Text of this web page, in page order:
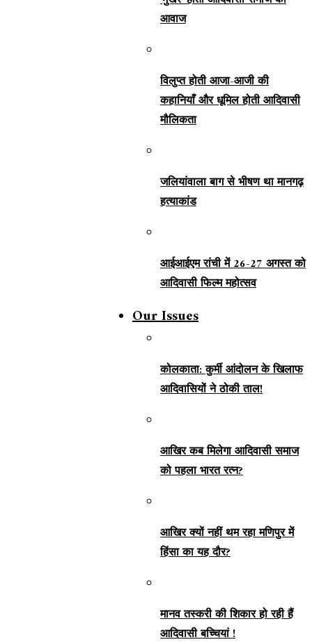
आवाज
विलुप्त होती आजा-आजी की
कहानियाँ और धूमिल होती आदिवासी
मौलिकता
जलियांवाला बाग से भीषण था मानगढ़
हत्याकांड
आईआईएम रांची में 26-27 अगस्त को
आदिवासी फिल्म महोत्सव
Our Issues
कोलकाता: कुर्मी आंदोलन के खिलाफ
आदिवासियों ने ठोकी ताल!
आखिर कब मिलेगा आदिवासी समाज
को पहला भारत रत्न?
आखिर क्यों नहीं थम रहा मणिपुर में
हिंसा का यह दौर?
मानव तस्करी की शिकार हो रही हैं
आदिवासी बच्चियां !